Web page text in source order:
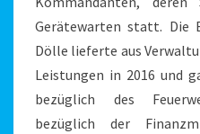
Gerätewarten statt. Die
Dölle lieferte aus
Leistungen in 2016 und
bezüglich des
bezüglich der